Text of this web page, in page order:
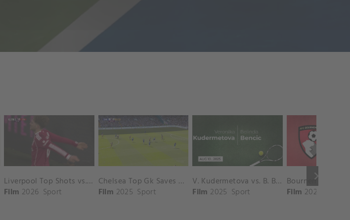
keyboard_arrow_right
Liverpool Top Shots vs. Fulham
Film 2026 Sport
Chelsea Top Gk Saves vs. Crystal Palace
Film 2025 Sport
V. Kudermetova vs. B. Bencic Match Highlights - CINCINNATI_Champions Court ( August 10, 2025)
Film 2025 Sport Film 2025